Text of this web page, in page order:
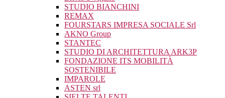
STUDIO BIANCHINI
REMAX
FOURSTARS IMPRESA SOCIALE Srl
AKNO Group
STANTEC
STUDIO DI ARCHITETTURA ARK3P
FONDAZIONE ITS MOBILITÀ
SOSTENIBILE
IMPAROLE
ASTEN srl